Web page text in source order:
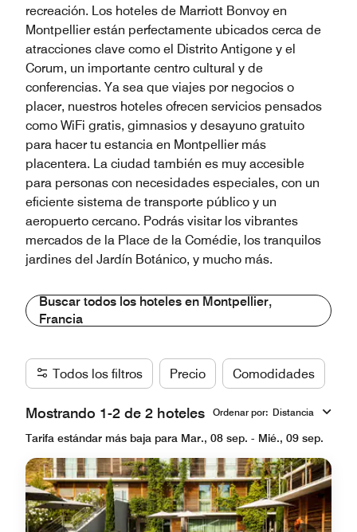
recreación. Los hoteles de Marriott Bonvoy en
Montpellier están perfectamente ubicados cerca de
atracciones clave como el Distrito Antigone y el
Corum, un importante centro cultural y de
conferencias. Ya sea que viajes por negocios o
placer, nuestros hoteles ofrecen servicios pensados
como WiFi gratis, gimnasios y desayuno gratuito
para hacer tu estancia en Montpellier más
placentera. La ciudad también es muy accesible
para personas con necesidades especiales, con un
eficiente sistema de transporte público y un
aeropuerto cercano. Podrás visitar los vibrantes
mercados de la Place de la Comédie, los tranquilos
jardines del Jardín Botánico, y mucho más.
Buscar todos los hoteles en Montpellier,
Francia
Todos los filtros Precio Comodidades
Mostrando 1-2 de 2 hoteles Ordenar por: Distancia
Tarifa estándar más baja para Mar., 08 sep. - Mié., 09 sep.